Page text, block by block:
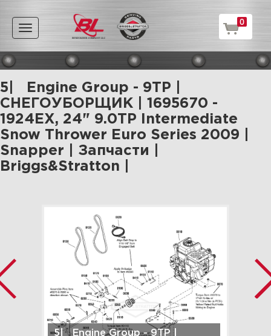
Toggle
navigation
0
5| Engine Group - 9TP |
СНЕГОУБОРЩИК | 1695670 -
1924EX, 24" 9.0TP Intermediate
Snow Thrower Euro Series 2009 |
Snapper | Запчасти |
Briggs&Stratton |
5| Engine Group - 9TP |